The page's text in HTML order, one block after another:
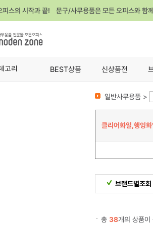
피스의 시작과 끝! 문구/사무용품은 모든 오피스와 함
고리 BEST상품 신상품전
일반사무용품 >
클리어화일,행잉화
브랜드별조회
총 38개의 상품이